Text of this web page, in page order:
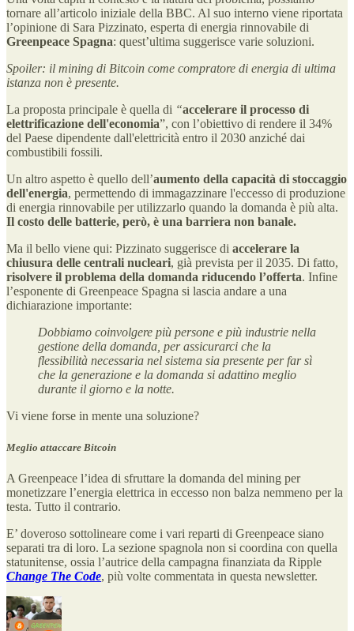
tornare all’articolo iniziale della BBC. Al suo interno viene riportata
l’opinione di Sara Pizzinato, esperta di energia rinnovabile di
Greenpeace Spagna: quest’ultima suggerisce varie soluzioni.
Spoiler: il mining di Bitcoin come compratore di energia di ultima
istanza non è presente.
La proposta principale è quella di “accelerare il processo di
elettrificazione dell'economia”, con l’obiettivo di rendere il 34%
del Paese dipendente dall'elettricità entro il 2030 anziché dai
combustibili fossili.
Un altro aspetto è quello dell’aumento della capacità di stoccaggio
dell'energia, permettendo di immagazzinare l'eccesso di produzione
di energia rinnovabile per utilizzarlo quando la domanda è più alta.
Il costo delle batterie, però, è una barriera non banale.
Ma il bello viene qui: Pizzinato suggerisce di accelerare la
chiusura delle centrali nucleari, già prevista per il 2035. Di fatto,
risolvere il problema della domanda riducendo l’offerta. Infine
l’esponente di Greenpeace Spagna si lascia andare a una
dichiarazione importante:
Dobbiamo coinvolgere più persone e più industrie nella
gestione della domanda, per assicurarci che la
flessibilità necessaria nel sistema sia presente per far sì
che la generazione e la domanda si adattino meglio
durante il giorno e la notte.
Vi viene forse in mente una soluzione?
Meglio attaccare Bitcoin
A Greenpeace l’idea di sfruttare la domanda del mining per
monetizzare l’energia elettrica in eccesso non balza nemmeno per la
testa. Tutto il contrario.
E’ doveroso sottolineare come i vari reparti di Greenpeace siano
separati tra di loro. La sezione spagnola non si coordina con quella
statunitense, ossia l’autrice della campagna finanziata da Ripple
Change The Code, più volte commentata in questa newsletter.